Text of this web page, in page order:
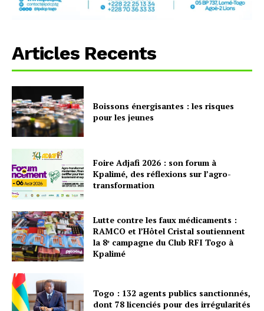
Articles Recents
Boissons énergisantes : les risques
pour les jeunes
Foire Adjafi 2026 : son forum à
Kpalimé, des réflexions sur l’agro-
transformation
Lutte contre les faux médicaments :
RAMCO et l’Hôtel Cristal soutiennent
la 8ᵉ campagne du Club RFI Togo à
Kpalimé
Togo : 132 agents publics sanctionnés,
dont 78 licenciés pour des irrégularités